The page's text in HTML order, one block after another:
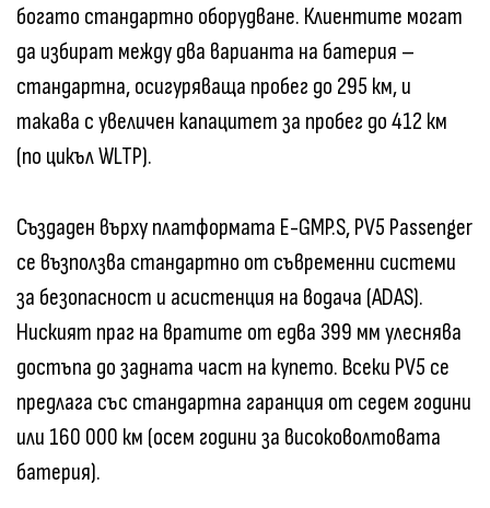
богато стандартно оборудване. Клиентите могат
да избират между два варианта на батерия –
стандартна, осигуряваща пробег до 295 км, и
такава с увеличен капацитет за пробег до 412 км
(по цикъл WLTP).
Създаден върху платформата E-GMP.S, PV5 Passenger
се възползва стандартно от съвременни системи
за безопасност и асистенция на водача (ADAS).
Ниският праг на вратите от едва 399 мм улеснява
достъпа до задната част на купето. Всеки PV5 се
предлага със стандартна гаранция от седем години
или 160 000 км (осем години за високоволтовата
батерия).